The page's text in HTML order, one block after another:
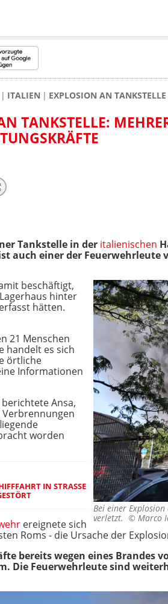
ITALIEN EXPLOSION AN
TANKSTELLE:
Tankstelle in der italienischen
auch einer der Feuerwehrleute
Bei einer
verletzt. © Marco
beschäftigt,
hinter
hätten.
21 Menschen
handelt es sich
örtliche
Informationen
Ansa,
worden
IN STRASSE V
ereignete sich
Roms - die Ursache der
bereits wegen eines Brandes
Die Feuerwehrleute sind